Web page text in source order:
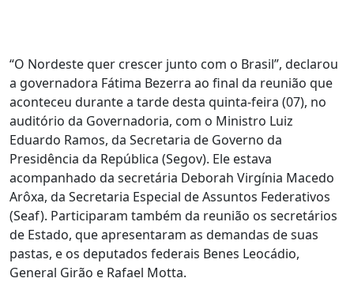
“O Nordeste quer crescer junto com o Brasil”, declarou
a governadora Fátima Bezerra ao final da reunião que
aconteceu durante a tarde desta quinta-feira (07), no
auditório da Governadoria, com o Ministro Luiz
Eduardo Ramos, da Secretaria de Governo da
Presidência da República (Segov). Ele estava
acompanhado da secretária Deborah Virgínia Macedo
Arôxa, da Secretaria Especial de Assuntos Federativos
(Seaf). Participaram também da reunião os secretários
de Estado, que apresentaram as demandas de suas
pastas, e os deputados federais Benes Leocádio,
General Girão e Rafael Motta.